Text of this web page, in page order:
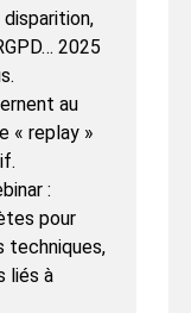
2025
au
« replay »
:
pour
techniques,
liés à